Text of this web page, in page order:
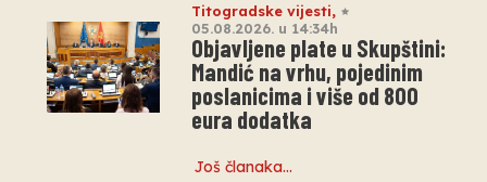
Titogradske vijesti,
05.08.2026. u 14:34h
Objavljene plate u Skupštini:
Mandić na vrhu, pojedinim
poslanicima i više od 800
eura dodatka
Još članaka…